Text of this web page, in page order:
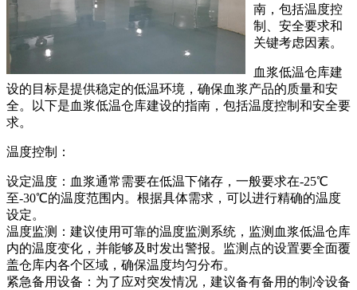
南，包括温度控
制、安全要求和
关键考虑因素。
血浆低温仓库建
设的目标是提供稳定的低温环境，确保血浆产品的质量和安
全。以下是血浆低温仓库建设的指南，包括温度控制和安全要
求。
温度控制：
设定温度：血浆通常需要在低温下储存，一般要求在-25℃
至-30℃的温度范围内。根据具体需求，可以进行精确的温度
设定。
温度监测：建议使用可靠的温度监测系统，监测血浆低温仓库
内的温度变化，并能够及时发出警报。监测点的设置要全面覆
盖仓库内各个区域，确保温度均匀分布。
紧急备用设备：为了应对突发情况，建议备有备用的制冷设备